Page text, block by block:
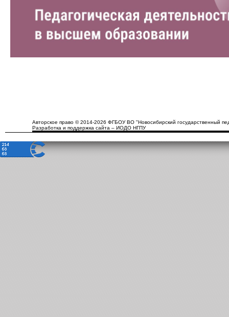
Авторское право © 2014-2026 ФГБОУ ВО "Новосибирский государственный
Разработка и поддержка сайта – ИОДО НГПУ